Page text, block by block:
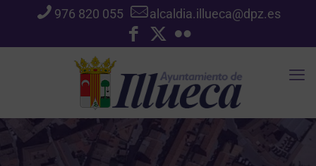
976 820 055 alcaldia.illueca@dpz.es